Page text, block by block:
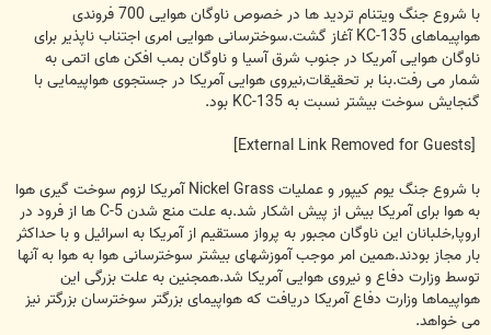
با شروع جنگ ویتنام تردید ها در خصوص ناوگان هوایی 700 فروندی
هواپیماهای KC-135 آغاز گشت.سوخترسانی هوایی امری اجتناب ناپذیر برای
ناوگان هوایی آمریکا در جنوب شرق آسیا و ناوگان بمب افکن های اتمی به
شمار می رفت.بنا بر تحقیقات,نیروی هوایی آمریکا در جستجوی هواپیمایی با
گنجایش سوخت بیشتر نسبت به KC-135 بود.
[External Link Removed for Guests]
با شروع جنگ یوم کیپور و عملیات Nickel Grass آمریکا لزوم سوخت گیری هوا
به هوا برای آمریکا بیش از پیش اشکار شد.به علت منع شدن C-5 ها از فرود در
اروپا,خلبانان این ناوگان مجبور به پرواز مستقیم از آمریکا به اسرائیل و با حداکثر
بار مجاز بودند.همین امر موجب آموزشهای بیشتر سوخترسانی هوا به هوا به آنها
توسط وزارت دفاع و نیروی هوایی آمریکا شد.همجنین به علت بزرگی این
هواپیماها وزارت دفاع آمریکا دریافت که هواپیمای بزرگتر سوخترسان بزرگتر نیز
می خواهد.